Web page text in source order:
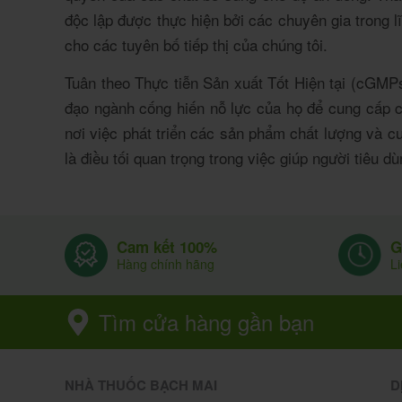
độc lập được thực hiện bởi các chuyên gia trong
cho các tuyên bố tiếp thị của chúng tôi.
Tuân theo Thực tiễn Sản xuất Tốt Hiện tại
đạo ngành cống hiến nỗ lực của họ để cung
nơi việc phát triển các sản phẩm chất lượng và
là điều tối quan trọng trong việc giúp người tiêu
Cam kết 100%
Hàng chính hãng
Tìm cửa hàng gần bạn
NHÀ THUỐC BẠCH MAI